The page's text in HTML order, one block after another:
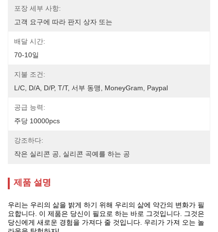
포장 세부 사항:
고객 요구에 따라 판지 상자 또는
배달 시간:
70-10일
지불 조건:
L/C, D/A, D/P, T/T, 서부 동맹, MoneyGram, Paypal
공급 능력:
주당 10000pcs
강조하다:
작은 실리콘 공
실리콘 곡예를 하는 공
제품 설명
우리는 우리의 삶을 밝게 하기 위해 우리의 삶에 약간의 변화가 필
요합니다. 이 제품은 당신이 필요로 하는 바로 그것입니다. 그것은
당신에게 새로운 경험을 가져다 줄 것입니다. 우리가 가져 오는 놀